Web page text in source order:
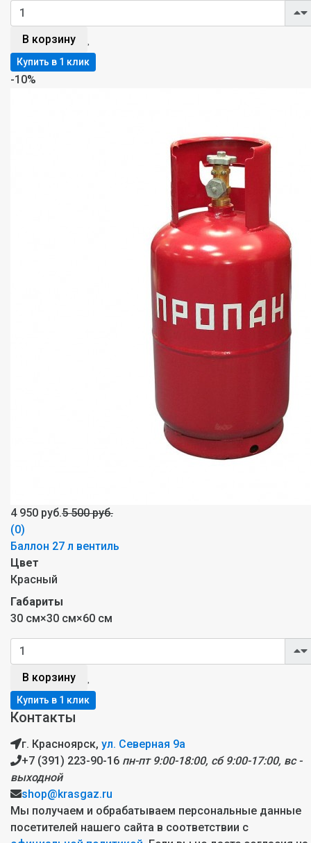
В корзину
-10%
4 950 руб.5 500 руб.
(0)
Баллон 27 л вентиль
Цвет
Красный
Габариты
30 см×30 см×60 см
В корзину
Контакты
г. Красноярск, ул. Северная 9а
+7 (391) 223-90-16 пн-пт 9:00-18:00, сб 9:00-17:00, вс -
выходной
shop@krasgaz.ru
Мы получаем и обрабатываем персональные данные
посетителей нашего сайта в соответствии с